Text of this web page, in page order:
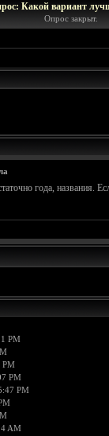
Какой вариант
Опрос закрыт.
года, названия.
PM
PM
PM
AM